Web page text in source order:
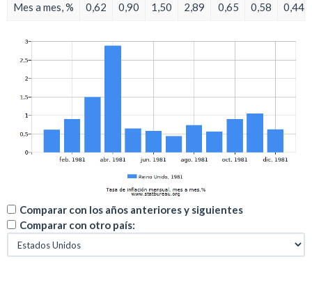
Mes a mes, % 0,62 0,90 1,50 2,89 0,65 0,58 0,44
Comparar con los años anteriores y siguientes
Comparar con otro país: